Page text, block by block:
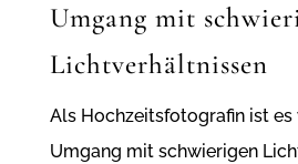
Umgang mit
Lichtverhältnissen
Als Hochzeitsfotografin ist es
Umgang mit schwierigen